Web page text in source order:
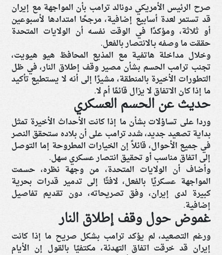
صرح الرئيس الأمريكي دونالد ترامب بأن المواجهة مع إيران
قد تستمر لعدة أسابيع إضافية، مرجحًا امتدادها لأسبوعين
أو ثلاثة، ومؤكدًا في الوقت نفسه أن الولايات المتحدة
حققت ما وصفه بـالانتصار بالفعل.
وخلال مداخلة هاتفية مع المذيع المحافظ هيو هيويت،
تجنب ترامب الحسم بشأن مصير وقف إطلاق النار، في ظل
التطورات الأخيرة بالمنطقة، مشيرًا إلى أنه لا يستطيع تأكيد
ما إذا كان الاتفاق لا يزال قائمًا أم لا.
حديث عن الحسم العسكري
وردا على تساؤلات بشأن ما إذا كانت الأحداث الأخيرة تمثل
بداية تصعيد جديد، شدد ترامب على أن بلاده ستحقق النصر
في جميع الأحوال، قائلاً إن الخيارات المطروحة إما التوصل
إلى اتفاق مناسب أو تحقيق انتصار عسكري سهل.
وأضاف أن الولايات المتحدة، من وجهة نظره، حسمت
المواجهة عسكريًا بالفعل، لافتًا إلى تدمير قدرات بحرية
كبيرة لدى إيران، وفق تصريحاته، دون تقديم تفاصيل
إضافية.
غموض حول وقف إطلاق النار
ورغم التصعيد، لم يؤكد ترامب بشكل صريح ما إذا كانت
إيران قد خرقت اتفاق التهدئة، مكتفيًا بالقول إن الأيام